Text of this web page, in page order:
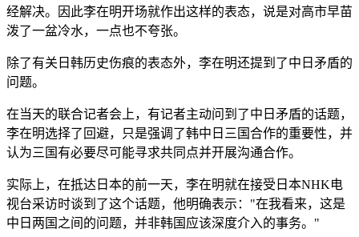
经解决。因此李在明开场就作出这样的表态，说是对高市早苗
泼了一盆冷水，一点也不夸张。
除了有关日韩历史伤痕的表态外，李在明还提到了中日矛盾的
问题。
在当天的联合记者会上，有记者主动问到了中日矛盾的话题，
李在明选择了回避，只是强调了韩中日三国合作的重要性，并
认为三国有必要尽可能寻求共同点并开展沟通合作。
实际上，在抵达日本的前一天，李在明就在接受日本NHK电
视台采访时谈到了这个话题，他明确表示："在我看来，这是
中日两国之间的问题，并非韩国应该深度介入的事务。"